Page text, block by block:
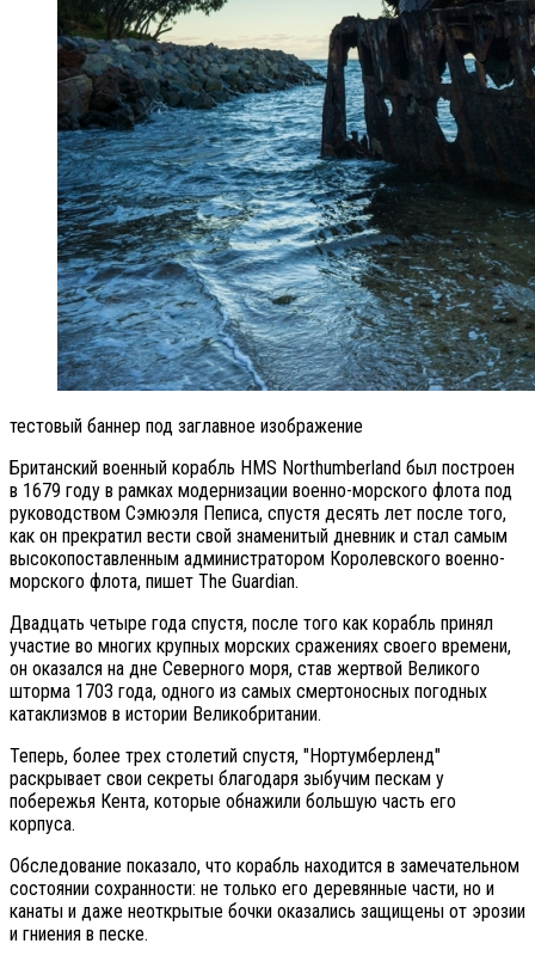
тестовый баннер под заглавное изображение
Британский военный корабль HMS Northumberland был построен
в 1679 году в рамках модернизации военно-морского флота под
руководством Сэмюэля Пеписа, спустя десять лет после того,
как он прекратил вести свой знаменитый дневник и стал самым
высокопоставленным администратором Королевского военно-
морского флота, пишет The Guardian.
Двадцать четыре года спустя, после того как корабль принял
участие во многих крупных морских сражениях своего времени,
он оказался на дне Северного моря, став жертвой Великого
шторма 1703 года, одного из самых смертоносных погодных
катаклизмов в истории Великобритании.
Теперь, более трех столетий спустя, "Нортумберленд"
раскрывает свои секреты благодаря зыбучим пескам у
побережья Кента, которые обнажили большую часть его
корпуса.
Обследование показало, что корабль находится в замечательном
состоянии сохранности: не только его деревянные части, но и
канаты и даже неоткрытые бочки оказались защищены от эрозии
и гниения в песке.